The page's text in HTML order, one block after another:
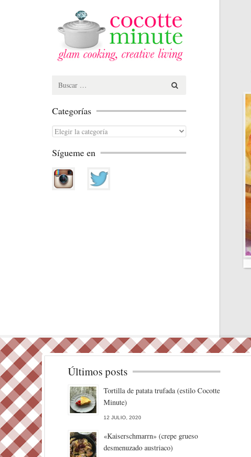
Search
Categorías
Categorías
Sígueme en
Últimos posts
Tortilla de patata trufada (estilo Cocotte
Minute)
12 JULIO, 2020
«Kaiserschmarrn» (crepe grueso
desmenuzado austriaco)